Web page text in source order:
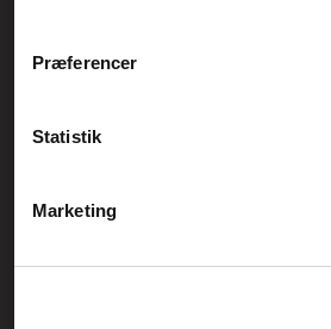
Præferencer
Statistik
Marketing
CVR.: 26208637
Generelle henvendelser:
Service- og reklamationsafdelingen: